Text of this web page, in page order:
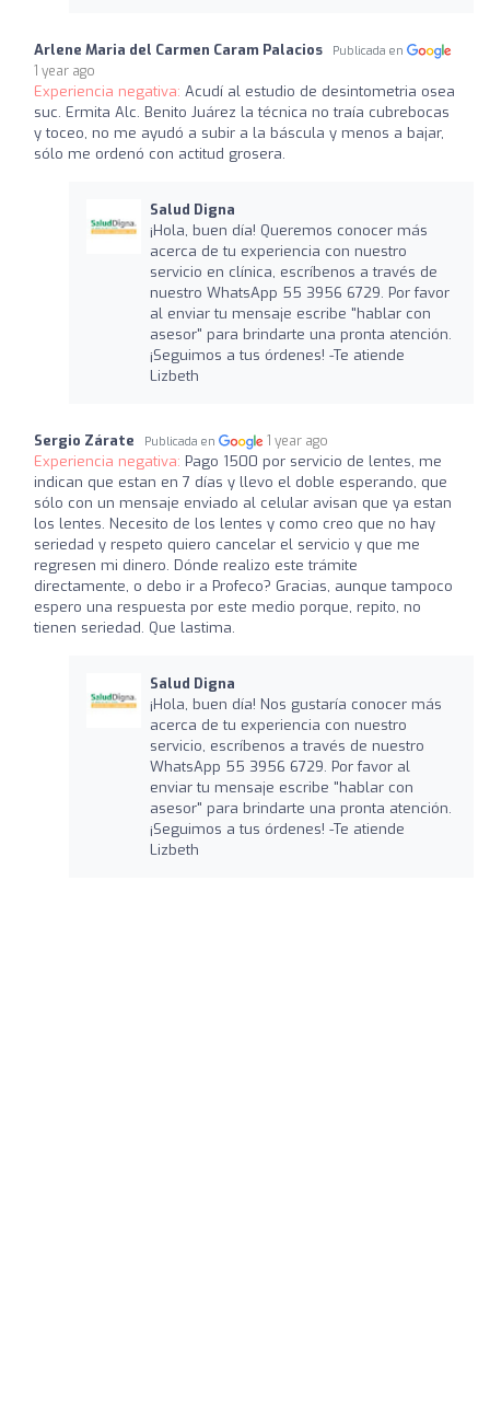
Arlene Maria del Carmen Caram Palacios Publicada en
1 year ago
Experiencia negativa: Acudí al estudio de desintometria osea
suc. Ermita Alc. Benito Juárez la técnica no traía cubrebocas
y toceo, no me ayudó a subir a la báscula y menos a bajar,
sólo me ordenó con actitud grosera.
Salud Digna
¡Hola, buen día! Queremos conocer más
acerca de tu experiencia con nuestro
servicio en clínica, escríbenos a través de
nuestro WhatsApp 55 3956 6729. Por favor
al enviar tu mensaje escribe "hablar con
asesor" para brindarte una pronta atención.
¡Seguimos a tus órdenes! -Te atiende
Lizbeth
Sergio Zárate Publicada en 1 year ago
Experiencia negativa: Pago 1500 por servicio de lentes, me
indican que estan en 7 días y llevo el doble esperando, que
sólo con un mensaje enviado al celular avisan que ya estan
los lentes. Necesito de los lentes y como creo que no hay
seriedad y respeto quiero cancelar el servicio y que me
regresen mi dinero. Dónde realizo este trámite
directamente, o debo ir a Profeco? Gracias, aunque tampoco
espero una respuesta por este medio porque, repito, no
tienen seriedad. Que lastima.
Salud Digna
¡Hola, buen día! Nos gustaría conocer más
acerca de tu experiencia con nuestro
servicio, escríbenos a través de nuestro
WhatsApp 55 3956 6729. Por favor al
enviar tu mensaje escribe "hablar con
asesor" para brindarte una pronta atención.
¡Seguimos a tus órdenes! -Te atiende
Lizbeth